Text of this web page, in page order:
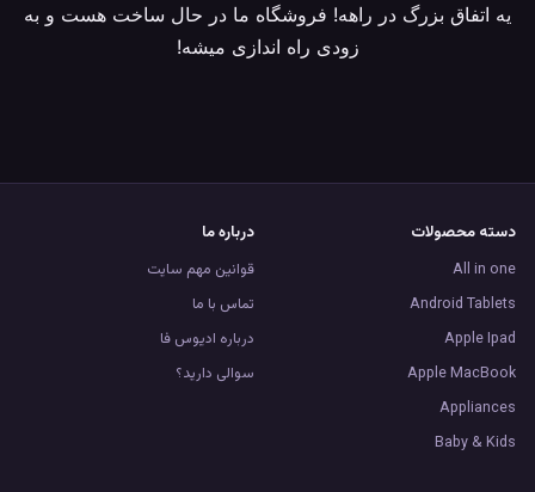
یه اتفاق بزرگ در راهه! فروشگاه ما در حال ساخت هست و به
زودی راه اندازی میشه!
دسته محصولات
All in one
Android Tablets
Apple Ipad
Apple MacBook
Appliances
Baby & Kids
درباره ما
قوانین مهم سایت
تماس با ما
درباره ادیوس فا
سوالی دارید؟